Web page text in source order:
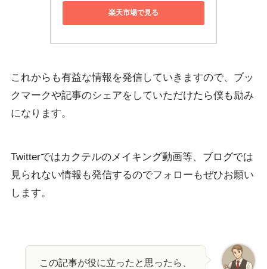
楽天市場で見る
これからも有益な情報を発信していきますので、ブッ
クマークや記事のシェアをしていただけたら僕も励み
になります。
Twitterではカクテルのメイキング動画等、ブログでは
見られない情報も発信するのでフォローもぜひお願い
します。
この記事が役に立ったと思ったら、